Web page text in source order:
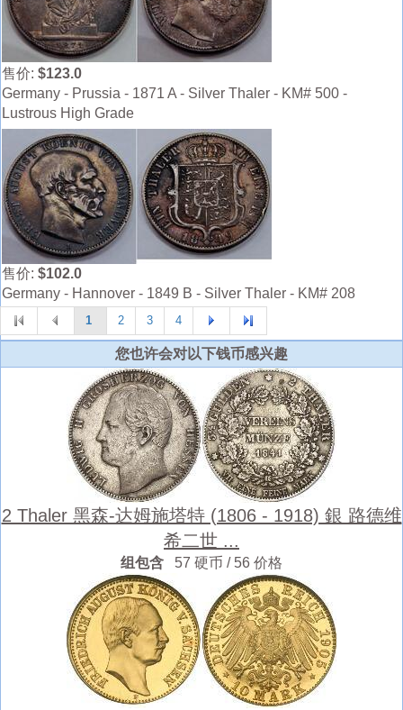
售价: $123.0
Germany - Prussia - 1871 A - Silver Thaler - KM# 500 -
Lustrous High Grade
售价: $102.0
Germany - Hannover - 1849 B - Silver Thaler - KM# 208
1 2 3 4
您也许会对以下钱币感兴趣
2 Thaler 黑森-达姆施塔特 (1806 - 1918) 銀 路德维
希二世 ...
组包含 57 硬币 / 56 价格